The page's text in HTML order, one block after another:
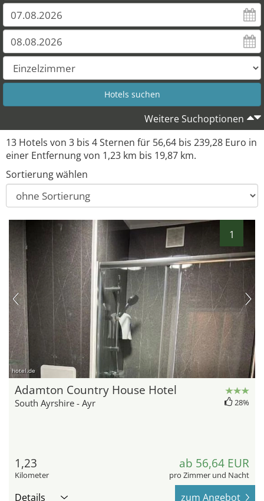
Weitere Suchoptionen
13 Hotels von 3 bis 4 Sternen für 56,64 bis 239,28 Euro in
einer Entfernung von 1,23 km bis 19,87 km.
Sortierung wählen
1
hotel.de
Adamton Country House Hotel
South Ayrshire - Ayr 28%
1,23
Kilometer
ab 56,64 EUR
pro Zimmer und Nacht
Details zum Angebot